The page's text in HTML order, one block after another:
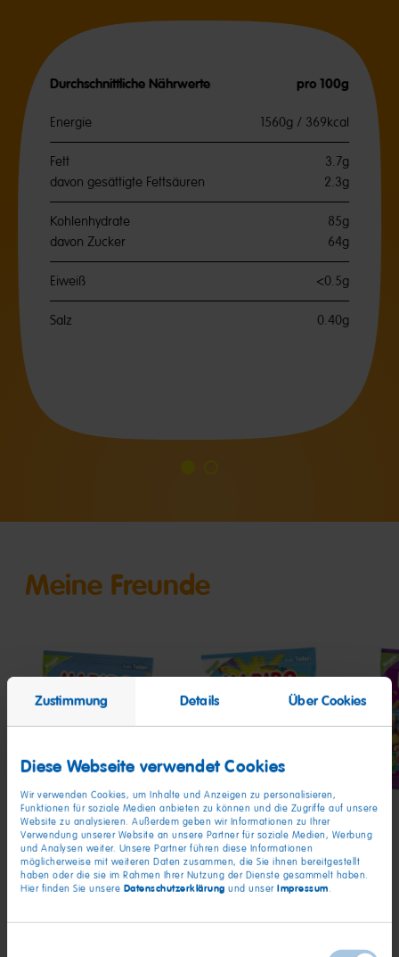
Zustimmung Details Über Cookies
Diese Webseite verwendet Cookies
Wir verwenden Cookies, um Inhalte und Anzeigen zu personalisieren,
Funktionen für soziale Medien anbieten zu können und die Zugriffe auf unsere
Website zu analysieren. Außerdem geben wir Informationen zu Ihrer
Verwendung unserer Website an unsere Partner für soziale Medien, Werbung
und Analysen weiter. Unsere Partner führen diese Informationen
möglicherweise mit weiteren Daten zusammen, die Sie ihnen bereitgestellt
haben oder die sie im Rahmen Ihrer Nutzung der Dienste gesammelt haben.
Hier finden Sie unsere Datenschutzerklärung und unser Impressum.
Durchschnittliche Nährwerte pro 100g
Energie 1560g / 369kcal
Fett
3.7g
davon gesättigte Fettsäuren
2.3g
Kohlenhydrate
85g
davon Zucker
64g
Eiweiß <0.5g
Salz 0.40g
1
2
Meine Freunde
Pico-
Rainbow